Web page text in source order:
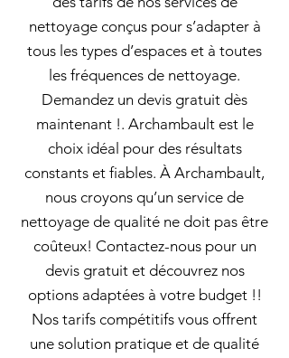
nettoyage conçus pour s’adapter à
tous les types d’espaces et à toutes
les fréquences de nettoyage.
Demandez un devis gratuit dès
maintenant !. Archambault est le
choix idéal pour des résultats
constants et fiables. À Archambault,
nous croyons qu’un service de
nettoyage de qualité ne doit pas être
coûteux! Contactez-nous pour un
devis gratuit et découvrez nos
options adaptées à votre budget !!
Nos tarifs compétitifs vous offrent
une solution pratique et de qualité